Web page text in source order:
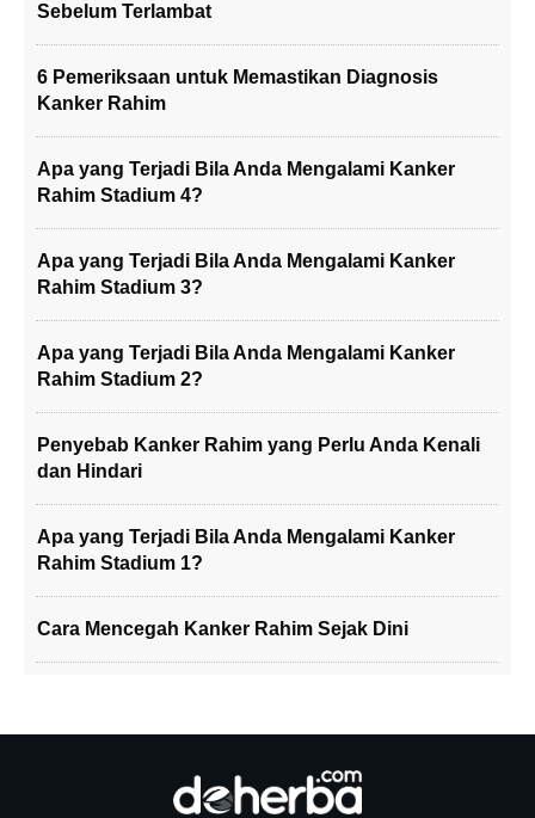
Sebelum Terlambat
6 Pemeriksaan untuk Memastikan Diagnosis
Kanker Rahim
Apa yang Terjadi Bila Anda Mengalami Kanker
Rahim Stadium 4?
Apa yang Terjadi Bila Anda Mengalami Kanker
Rahim Stadium 3?
Apa yang Terjadi Bila Anda Mengalami Kanker
Rahim Stadium 2?
Penyebab Kanker Rahim yang Perlu Anda Kenali
dan Hindari
Apa yang Terjadi Bila Anda Mengalami Kanker
Rahim Stadium 1?
Cara Mencegah Kanker Rahim Sejak Dini